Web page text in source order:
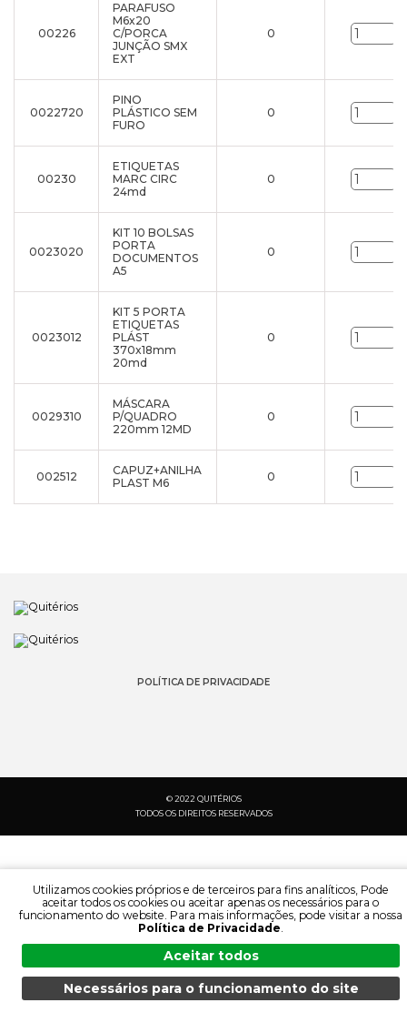
00226
PARAFUSO
M6x20
C/PORCA
JUNÇÃO SMX
EXT
0
0022720
PINO
PLÁSTICO SEM
FURO
0
00230
ETIQUETAS
MARC CIRC
24md
0
0023020
KIT 10 BOLSAS
PORTA
DOCUMENTOS
A5
0
0023012
KIT 5 PORTA
ETIQUETAS
PLÁST
370x18mm
20md
0
0029310
MÁSCARA
P/QUADRO
220mm 12MD
0
002512
CAPUZ+ANILHA
PLAST M6
0
POLÍTICA DE PRIVACIDADE
© 2022 QUITÉRIOS
TODOS OS DIREITOS RESERVADOS
MENU PESQUISA PRODUTOS PT
DOCUMENTAÇÃO
PESQUISA:
IDIOMA:
Utilizamos cookies próprios e de terceiros para fins analíticos, Pode
aceitar todos os cookies ou aceitar apenas os necessários para o
funcionamento do website. Para mais informações, pode visitar a nossa
Política de Privacidade.
Aceitar todos
Necessários para o funcionamento do site